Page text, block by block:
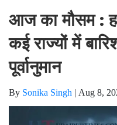
आज का मौसम :
कई राज्यों में
पूर्वानुमान
By Sonika Singh | Aug 8,